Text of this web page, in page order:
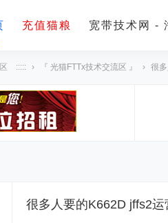
充值猫粮 宽带技术网 -
::::: › 『 光猫FTTx技术交流区 』 › 很
很多人要的K662D jffs2